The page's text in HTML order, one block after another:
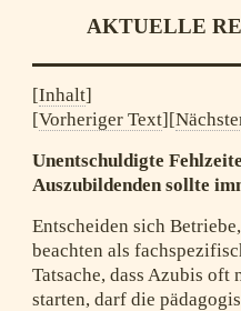
AKTUELLE
[Inhalt]
[Vorheriger Text][
Unentschuldigte
Auszubildenden sollte
Entscheiden sich
beachten als
Tatsache, dass Azubis
starten, darf die